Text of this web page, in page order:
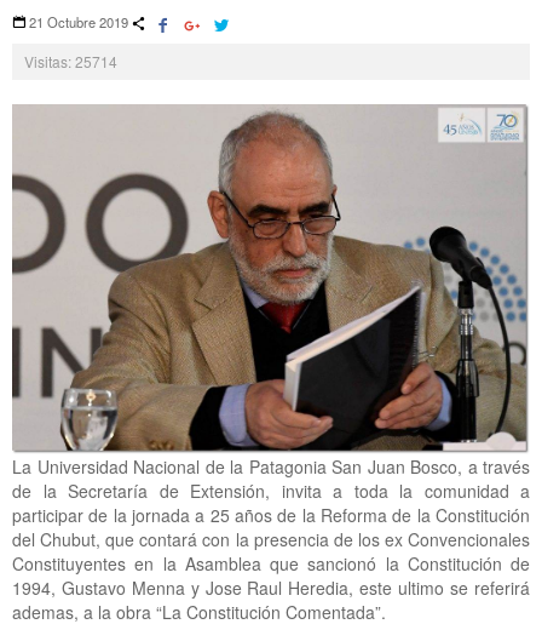
21 Octubre 2019
Visitas: 25714
La Universidad Nacional de la Patagonia San Juan Bosco, a través
de la Secretaría de Extensión, invita a toda la comunidad a
participar de la jornada a 25 años de la Reforma de la Constitución
del Chubut, que contará con la presencia de los ex Convencionales
Constituyentes en la Asamblea que sancionó la Constitución de
1994, Gustavo Menna y Jose Raul Heredia, este ultimo se referirá
ademas, a la obra “La Constitución Comentada”.